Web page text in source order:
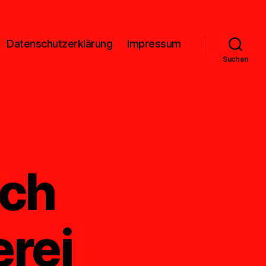
Datenschutzerklärung Impressum
Suchen